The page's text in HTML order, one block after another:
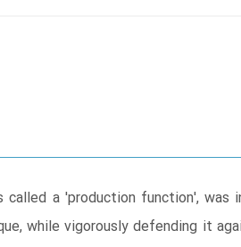
a 'production function', was
while vigorously defending it